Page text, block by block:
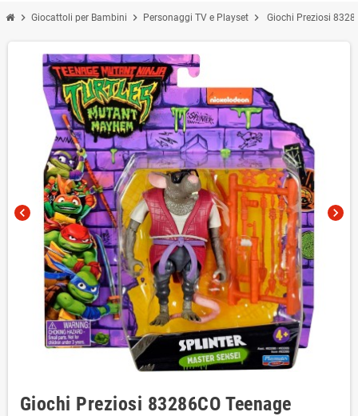
chevron_right Giocattoli per Bambini chevron_right Personaggi TV e Playset chevron_right Giochi Preziosi
chevron_left chevron_right
Giochi Preziosi 83286CO Teenage